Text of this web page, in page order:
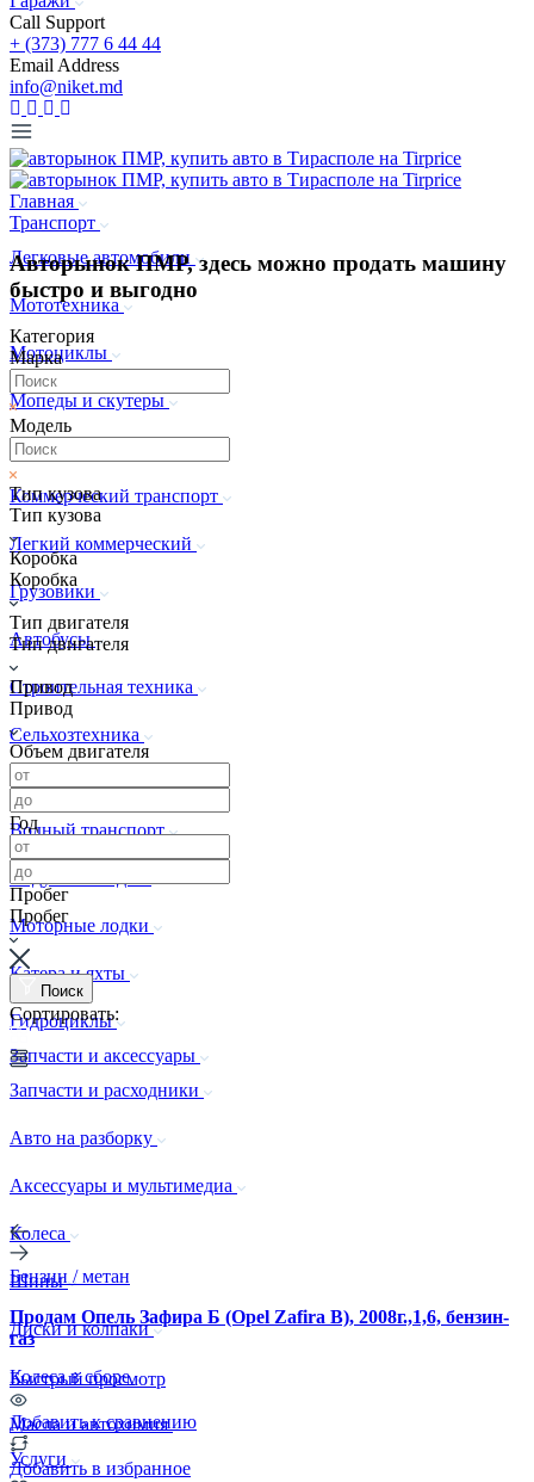
Call Support
+ (373) 777 6 44 44
Email Address
info@niket.md
Главная
Транспорт
Легковые автомобили
Мототехника
Мотоциклы
Мопеды и скутеры
Квадроциклы
Коммерческий транспорт
Легкий коммерческий
Грузовики
Автобусы
Строительная техника
Сельхозтехника
Спецтехника
Водный транспорт
Надувные лодки
Моторные лодки
Катера и яхты
Гидроциклы
Запчасти и аксессуары
Запчасти и расходники
Авто на разборку
Аксессуары и мультимедиа
Колеса
Шины
Диски и колпаки
Колеса в сборе
Масла и автохимия
Услуги
Авторынок ПМР, здесь можно продать машину
быстро и выгодно
Категория
Марка
Модель
Тип кузова
Тип кузова
Коробка
Коробка
Тип двигателя
Тип двигателя
Привод
Привод
Объем двигателя
Год
Пробег
Пробег
Поиск
Сортировать:
Бензин / метан
Продам Опель Зафира Б (Opel Zafira B), 2008г.,1,6, бензин-
газ
Быстрый просмотр
Добавить к сравнению
Добавить в избранное